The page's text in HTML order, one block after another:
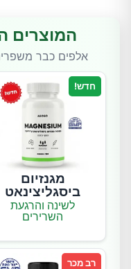
המוצרים
אלפים כבר
חדש!
מגנזיום
ביסגליצינאט
לשינה והרגעת
השרירים
רב מכר